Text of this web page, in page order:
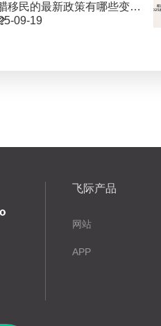
移民的最新政策有哪些变
09-19
飞际产品
网站
APP